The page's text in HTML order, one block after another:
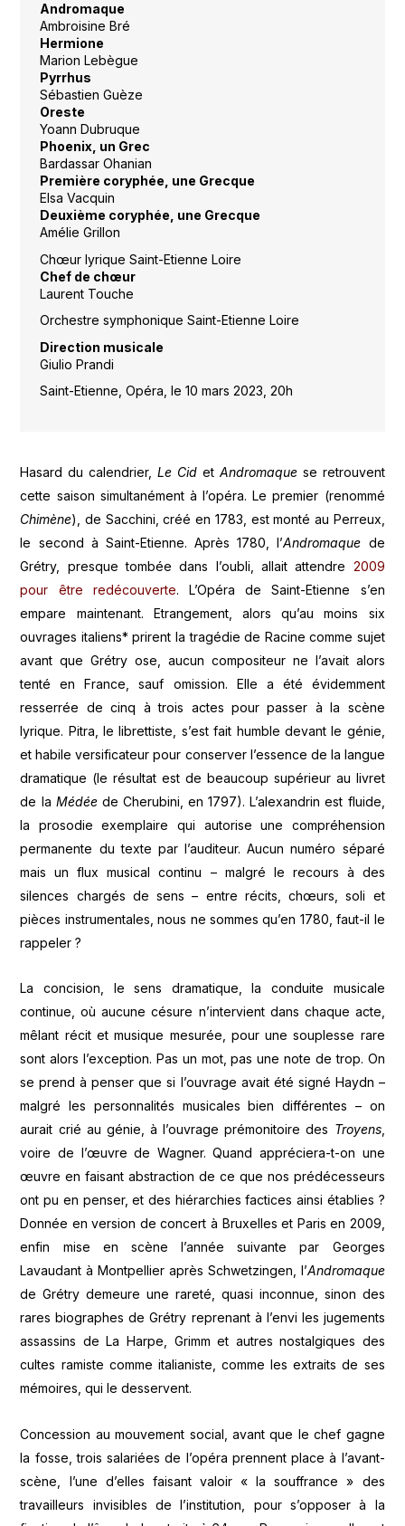
Andromaque
Ambroisine Bré
Hermione
Marion Lebègue
Pyrrhus
Sébastien Guèze
Oreste
Yoann Dubruque
Phoenix, un Grec
Bardassar Ohanian
Première coryphée, une Grecque
Elsa Vacquin
Deuxième coryphée, une Grecque
Amélie Grillon
Chœur lyrique Saint-Etienne Loire
Chef de chœur
Laurent Touche
Orchestre symphonique Saint-Etienne Loire
Direction musicale
Giulio Prandi
Saint-Etienne, Opéra, le 10 mars 2023, 20h
Hasard du calendrier,Le Cid et Andromaquese retrouvent
cette saison simultanément à l’opéra. Le premier (renommé
Chimène), de Sacchini, créé en 1783, est monté au Perreux,
le second à Saint-Etienne. Après 1780, l’Andromaque de
Grétry, presque tombée dans l’oubli, allait attendre 2009
pour être redécouverte. L’Opéra de Saint-Etienne s’en
empare maintenant. Etrangement, alors qu’au moins six
ouvrages italiens* prirent la tragédie de Racine comme sujet
avant que Grétry ose, aucun compositeur ne l’avait alors
tenté en France, sauf omission. Elle a été évidemment
resserrée de cinq à trois actes pour passer à la scène
lyrique. Pitra, le librettiste, s’est fait humble devant le génie,
et habile versificateur pour conserver l’essence de la langue
dramatique (le résultat est de beaucoup supérieur au livret
de la Médéede Cherubini, en 1797). L’alexandrin est fluide,
la prosodie exemplaire qui autorise une compréhension
permanente du texte par l’auditeur. Aucun numéro séparé
mais un flux musical continu – malgré le recours à des
silences chargés de sens – entre récits, chœurs, soli et
pièces instrumentales, nous ne sommes qu’en 1780, faut-il le
rappeler ?
La concision, le sens dramatique, la conduite musicale
continue, où aucune césure n’intervient dans chaque acte,
mêlant récit et musique mesurée, pour une souplesse rare
sont alors l’exception. Pas un mot, pas une note de trop. On
se prend à penser que si l’ouvrage avait été signé Haydn –
malgré les personnalités musicales bien différentes – on
aurait crié au génie, à l’ouvrage prémonitoire des Troyens,
voire de l’œuvre de Wagner. Quand appréciera-t-on une
œuvre en faisant abstraction de ce que nos prédécesseurs
ont pu en penser, et des hiérarchies factices ainsi établies ?
Donnée en version de concert à Bruxelles et Paris en 2009,
enfin mise en scène l’année suivante par Georges
Lavaudant à Montpellier après Schwetzingen, l’Andromaque
de Grétry demeure une rareté, quasi inconnue, sinon des
rares biographes de Grétry reprenant à l’envi les jugements
assassins de La Harpe, Grimm et autres nostalgiques des
cultes ramiste comme italianiste, comme les extraits de ses
mémoires, qui le desservent.
Concession au mouvement social, avant que le chef gagne
la fosse, trois salariées de l’opéra prennent place à l’avant-
scène, l’une d’elles faisant valoir « la souffrance » des
travailleurs invisibles de l’institution, pour s’opposer à la